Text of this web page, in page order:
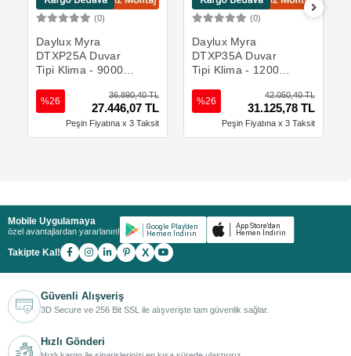
(0)
Daylux Myra
DTXP25A Duvar
Tipi Klima - 9000
36.890,40 TL
27.446,07 TL
%26
Peşin Fiyatına x 3 Taksit
(0)
Daylux Myra
DTXP35A Duvar
Tipi Klima - 12000
42.050,40 TL
31.125,78 TL
%26
Peşin Fiyatına x 3 Taksit
Mobile Uygulamaya
özel avantajlardan yararlanın!
Takipte Kal! X
Güvenli Alışveriş
3D Secure ve 256 Bit SSL ile alışverişte tam güvenlik sağlar.
Hızlı Gönderi